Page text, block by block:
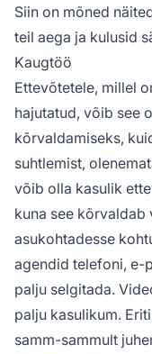
Siin on mõned
teil aega ja kulusid
Kaugtöö
Ettevõtetele, millel
hajutatud, võib see
kõrvaldamiseks,
suhtlemist,
võib olla kasulik
kuna see kõrvaldab
asukohtadesse
agendid telefoni, e-
palju selgitada.
palju kasulikum.
samm-sammult